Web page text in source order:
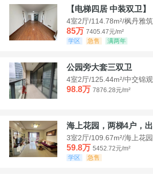
【电梯四居 中装双卫】
4室2厅/114.78m²/枫丹雅筑
85万 7405.47元/m²
学区
急售 满两年
公园旁大套三双卫
4室2厅/125.44m²/中交锦观
98.8万 7876.28元/m²
海上花园，两梯4户，
3室2厅/109.67m²/海上花
59.8万 5452.72元/m²
学区
急售